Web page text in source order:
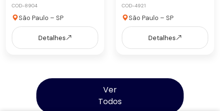
COD-8904
São Paulo – SP
Detalhes
COD-4921
São Paulo – SP
Detalhes
Ver
Todos